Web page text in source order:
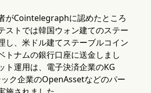
がCointelegraphに認めたところ
ストでは韓国ウォン建てのステー
し、米ドル建てステーブルコイン
トナムの銀行口座に送金しまし
ト運用は、電子決済企業のKG
ク企業のOpenAssetなどのパー